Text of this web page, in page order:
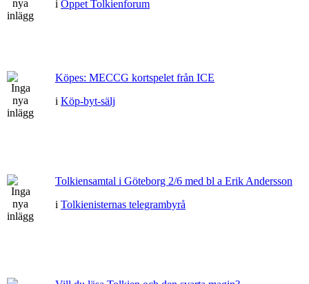
i Öppet Tolkienforum
Köpes: MECCG kortspelet från ICE
i Köp-byt-sälj
Tolkiensamtal i Göteborg 2/6 med bl a Erik Andersson
i Tolkienisternas telegrambyrå